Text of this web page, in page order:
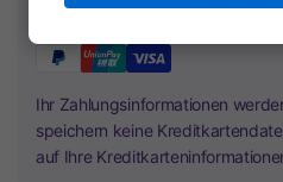
Ihr Zahlungsinformationen
speichern keine
auf Ihre